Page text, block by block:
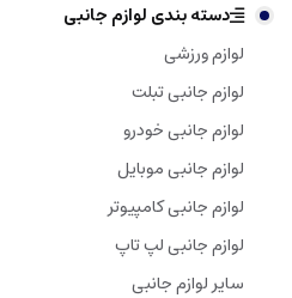
دسته بندی لوازم جانبی
لوازم ورزشی
لوازم جانبی تبلت
لوازم جانبی خودرو
لوازم جانبی موبایل
لوازم جانبی کامپیوتر
لوازم جانبی لپ تاپ
سایر لوازم جانبی